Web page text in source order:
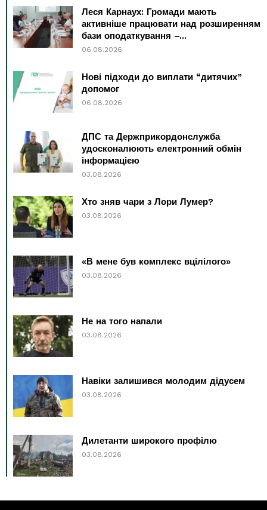
Леся Карнаух: Громади мають
активніше працювати над розширенням
бази оподаткування –...
06.08.2026
Нові підходи до виплати “дитячих”
допомог
06.08.2026
ДПС та Держприкордонслужба
удосконалюють електронний обмін
інформацією
03.08.2026
Хто зняв чари з Лори Лумер?
03.08.2026
«В мене був комплекс вцілілого»
03.08.2026
Не на того напали
03.08.2026
Навіки залишився молодим дідусем
03.08.2026
Дилетанти широкого профілю
03.08.2026